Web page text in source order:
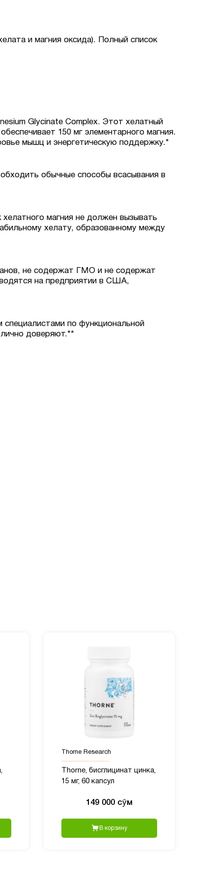
и магния оксида). Полный список
Glycinate Complex. Этот хелатный
150 мг элементарного магния.
мышц и энергетическую поддержку.*
обычные способы всасывания в
магния не должен вызывать
хелату, образованному между
не содержат ГМО и не содержат
на предприятии в США,
по функциональной
доверяют.**
Thorne Research
Thorne, бисглицинат цинка,
15 мг, 60 капсул
149 000 сӯм
В корзину